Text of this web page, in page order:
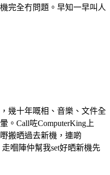
完全冇問題。早知一早叫人
幾十年嘅相、音樂、文件全
。Call咗ComputerKing上
搬晒過去新機，連啲
走嗰陣仲幫我set好晒新機先